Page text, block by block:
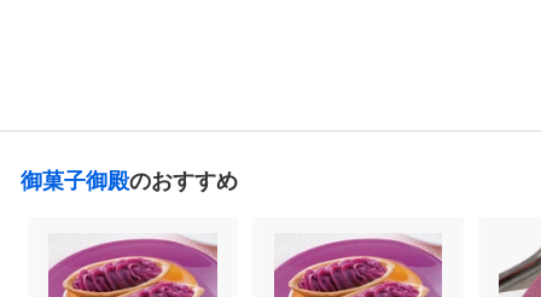
御菓子御殿のおすすめ